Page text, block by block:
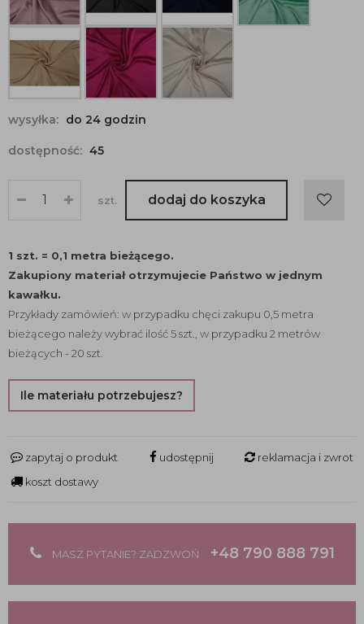
wysyłka: do 24 godzin
dostępność: 45
szt. dodaj do koszyka
1 szt. = 0,1 metra bieżącego.
Zakupiony materiał otrzymujecie Państwo w jednym
kawałku.
Przykłady zamówień: w przypadku chęci zakupu 0,5 metra
bieżącego należy wybrać ilość 5 szt., w przypadku 2 metrów
bieżących - 20 szt.
Ile materiału potrzebujesz?
zapytaj o produkt udostępnij
reklamacja i zwrot
koszt dostawy
MASZ PYTANIE? ZADZWOŃ +48 790 888 791